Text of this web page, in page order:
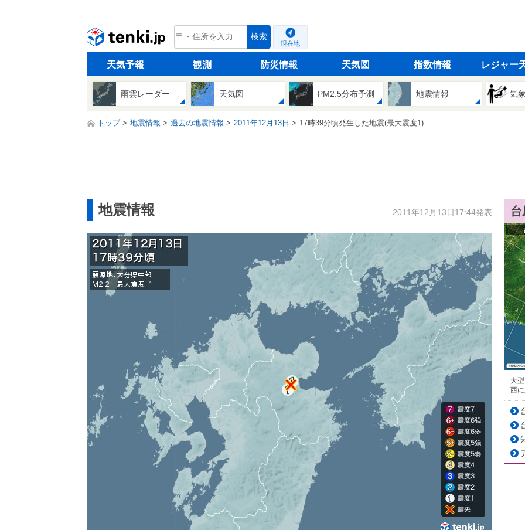
tenki.jp 検索
現在地
天気予報 観測 防災情報 天気図 指数情報 レジャー
雨雲レーダー 天気図 PM2.5分布予測 地震情報 気
トップ 地震情報 過去の地震情報 2011年12月13日 17時39分頃発生した地震(最大震度1)
地震情報 2011年12月13日17:44発表
大
西